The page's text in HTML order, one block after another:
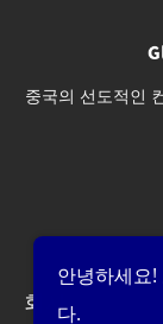
중국의 선도적인
회사
안녕하세요
다.